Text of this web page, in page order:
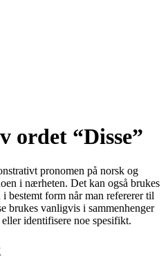
ordet “Disse”
pronomen på norsk og
i nærheten. Det kan også brukes
bestemt form når man refererer til
brukes vanligvis i sammenhenger
identifisere noe spesifikt.